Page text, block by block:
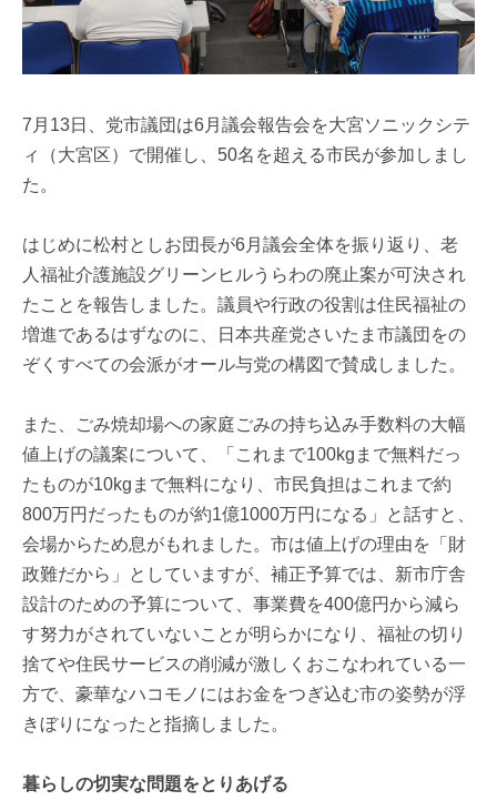
7月13日、党市議団は6月議会報告会を大宮ソニックシテ
ィ（大宮区）で開催し、50名を超える市民が参加しまし
た。
はじめに松村としお団長が6月議会全体を振り返り、老
人福祉介護施設グリーンヒルうらわの廃止案が可決され
たことを報告しました。議員や行政の役割は住民福祉の
増進であるはずなのに、日本共産党さいたま市議団をの
ぞくすべての会派がオール与党の構図で賛成しました。
また、ごみ焼却場への家庭ごみの持ち込み手数料の大幅
値上げの議案について、「これまで100kgまで無料だっ
たものが10kgまで無料になり、市民負担はこれまで約
800万円だったものが約1億1000万円になる」と話すと、
会場からため息がもれました。市は値上げの理由を「財
政難だから」としていますが、補正予算では、新市庁舎
設計のための予算について、事業費を400億円から減ら
す努力がされていないことが明らかになり、福祉の切り
捨てや住民サービスの削減が激しくおこなわれている一
方で、豪華なハコモノにはお金をつぎ込む市の姿勢が浮
きぼりになったと指摘しました。
暮らしの切実な問題をとりあげる